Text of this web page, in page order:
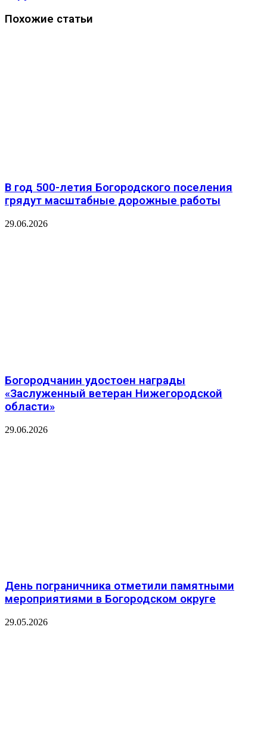
Похожие статьи
В год 500-летия Богородского поселения
грядут масштабные дорожные работы
29.06.2026
Богородчанин удостоен награды
«Заслуженный ветеран Нижегородской
области»
29.06.2026
День пограничника отметили памятными
мероприятиями в Богородском округе
29.05.2026